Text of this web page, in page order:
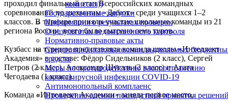
комиссия))
Государственные закупки
Информация о результатах проверок
О результатах ведомственного контроля
Нормативно-правовые акты
Сведения об использовании выделяемых
средств
Меры по противодействию распространению
коронавирусной инфекции COVID-19
Антимонопольный комплаенс
Проведение оценки последствий принятия
проходил финальный этап Всероссийских командных
соревнований по шахматам «Дебют» среди учащихся 1–2
классов. В турнире приняли участие школьные команды из 21
региона России, всего было сыграно семь туров.
Кузбасс на турнире представляла команда школы «Интеллект
Академия» в составе: Фёдор Сидельников (2 класс), Сергей
Петров (2 класс), Александр Шугаль (2 класс) и Агата
Чегодаева (1 класс).
Команда «Интеллект Академии» заняла первое место,